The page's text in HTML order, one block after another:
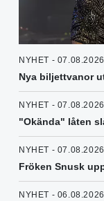
NYHET - 07.08.2026
Nya biljettvanor
NYHET - 07.08.2026
"Okända" låten
NYHET - 07.08.2026
Fröken Snusk
NYHET - 06.08.2026